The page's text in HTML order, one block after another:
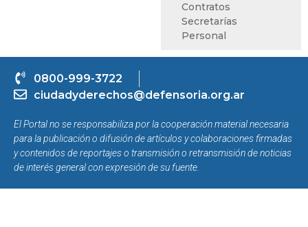
Contratos
Secretarías
Personal
0800-999-3722
ciudadyderechos@defensoria.org.ar
El Portal no se responsabiliza por la cooperación material necesaria
para la publicación o difusión de artículos y colaboraciones firmadas
y contenidos de reportajes o transmisión o retransmisión de noticias
de interés general con expresión de su fuente.